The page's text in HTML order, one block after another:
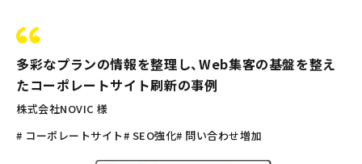
多彩なプランの情報を整理し、Web集客の基盤を整え
たコーポレートサイト刷新の事例
株式会社NOVIC 様
# コーポレートサイト# SEO強化# 問い合わせ増加